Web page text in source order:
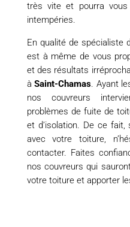
très vite et pourra vous
intempéries.
En qualité de spécialiste
est à même de vous
et des résultats
àSaint-Chamas. Ayant
nos couvreurs
problèmes de fuite de
et d’isolation. De ce
avec votre toiture,
contacter. Faites
nos couvreurs qui
votre toiture et apporter